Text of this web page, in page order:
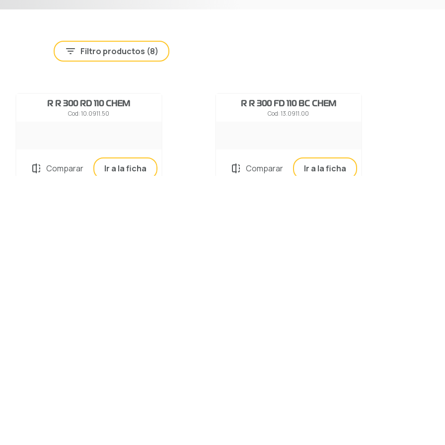
Filtro productos (8)
R R 300 RD 110 CHEM
Cod: 10.0911.50
Comparar Ir a la ficha
R R 300 FD 110 BC CHEM
Cod: 13.0911.00
Comparar Ir a la ficha